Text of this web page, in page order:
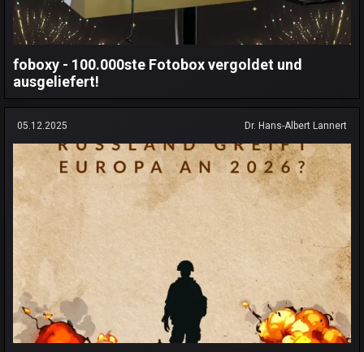
foboxy - 100.000ste Fotobox vergoldet und
ausgeliefert!
05.12.2025 Dr. Hans-Albert Lannert